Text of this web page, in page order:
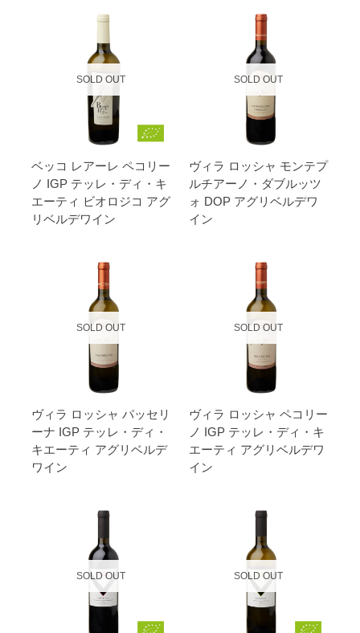
SOLD OUT
ベッコ レアーレ ペコリー
ノ IGP テッレ・ディ・キ
エーティ ビオロジコ アグ
リベルデワイン
SOLD OUT
ヴィラ ロッシャ モンテプ
ルチアーノ・ダブルッツ
ォ DOP アグリベルデワ
イン
SOLD OUT
ヴィラ ロッシャ パッセリ
ーナ IGP テッレ・ディ・
キエーティ アグリベルデ
ワイン
SOLD OUT
ヴィラ ロッシャ ペコリー
ノ IGP テッレ・ディ・キ
エーティ アグリベルデワ
イン
SOLD OUT SOLD OUT